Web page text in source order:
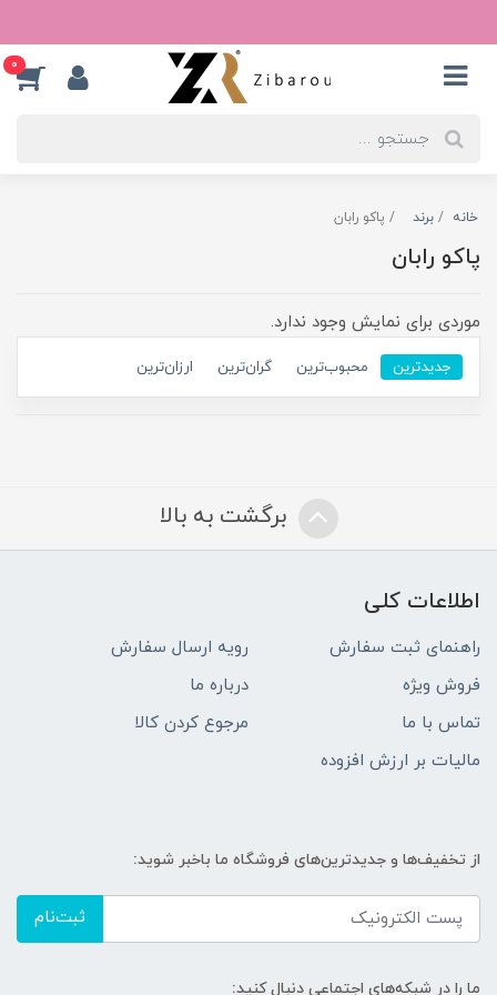
0
خانه برند پاکو رابان
پاکو رابان
موردی برای نمایش وجود ندارد.
جدیدترین محبوب‌ترین گران‌ترین ارزان‌ترین
برگشت به بالا
اطلاعات کلی
راهنمای ثبت سفارش
رویه ارسال سفارش
فروش ویژه
درباره ما
تماس با ما
مرجوع کردن کالا
مالیات بر ارزش افزوده
از تخفیف‌ها و جدیدترین‌های فروشگاه ما باخبر شوید:
ثبت‌نام
ما را در شبکه‌های اجتماعی دنبال کنید: